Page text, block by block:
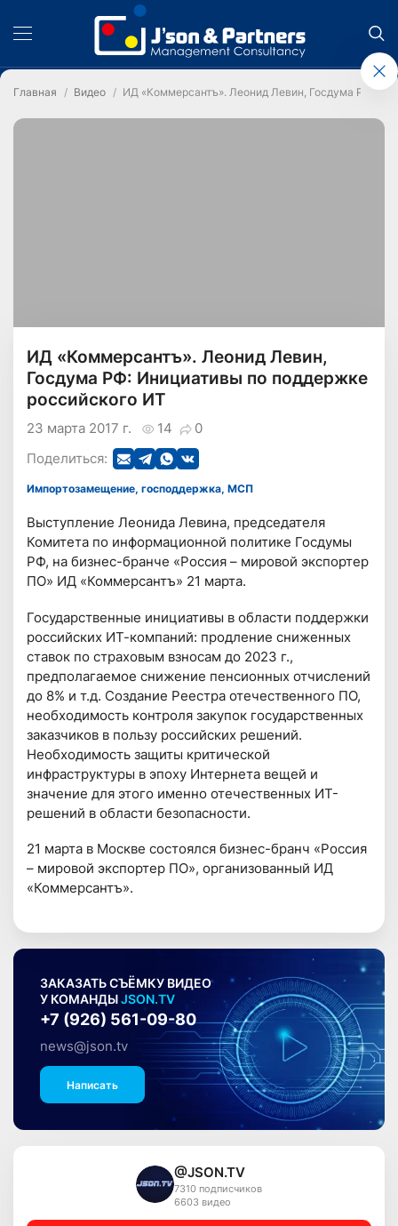
Главная Видео ИД «Коммерсантъ». Леонид Левин, Госдума РФ:
ИД «Коммерсантъ». Леонид Левин,
Госдума РФ: Инициативы по поддержке
российского ИТ
14 0
23 марта 2017 г.
Поделиться:
Импортозамещение, господдержка, МСП
Выступление Леонида Левина, председателя
Комитета по информационной политике Госдумы
РФ, на бизнес-бранче «Россия – мировой экспортер
ПО» ИД «Коммерсантъ» 21 марта.
Государственные инициативы в области поддержки
российских ИТ-компаний: продление сниженных
ставок по страховым взносам до 2023 г.,
предполагаемое снижение пенсионных отчислений
до 8% и т.д. Создание Реестра отечественного ПО,
необходимость контроля закупок государственных
заказчиков в пользу российских решений.
Необходимость защиты критической
инфраструктуры в эпоху Интернета вещей и
значение для этого именно отечественных ИТ-
решений в области безопасности.
21 марта в Москве состоялся бизнес-бранч «Россия
– мировой экспортер ПО», организованный ИД
«Коммерсантъ».
ЗАКАЗАТЬ СЪЁМКУ ВИДЕО
У КОМАНДЫJSON.TV
+7 (926) 561-09-80
news@json.tv
Написать
@JSON.TV
7310 подписчиков
6603 видео